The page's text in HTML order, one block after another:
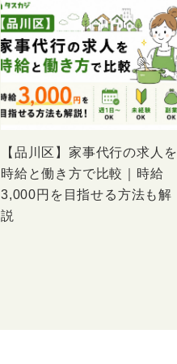
【品川区】家事代行の求人を
時給と働き方で比較｜時給
3,000円を目指せる方法も解
説